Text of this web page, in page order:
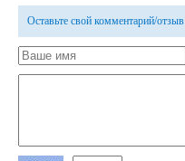
Оставьте свой комментарий/отзыв